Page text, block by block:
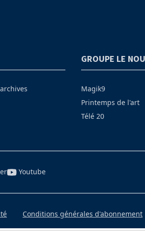
GROUPE LE
Magik9
Printemps de l'art
Télé 20
Youtube
Conditions générales d'abonnement